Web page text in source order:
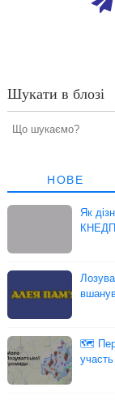
Шукати в блозі
НОВЕ
Як
🗺